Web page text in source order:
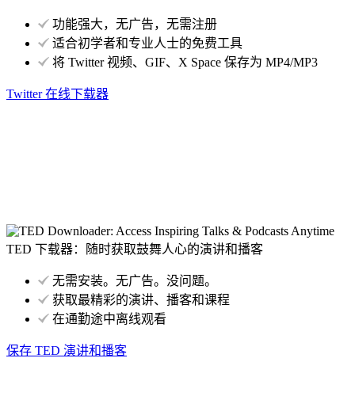
功能强大，无广告，无需注册
适合初学者和专业人士的免费工具
将 Twitter 视频、GIF、X Space 保存为 MP4/MP3
Twitter 在线下载器
TED 下载器：随时获取鼓舞人心的演讲和播客
无需安装。无广告。没问题。
获取最精彩的演讲、播客和课程
在通勤途中离线观看
保存 TED 演讲和播客